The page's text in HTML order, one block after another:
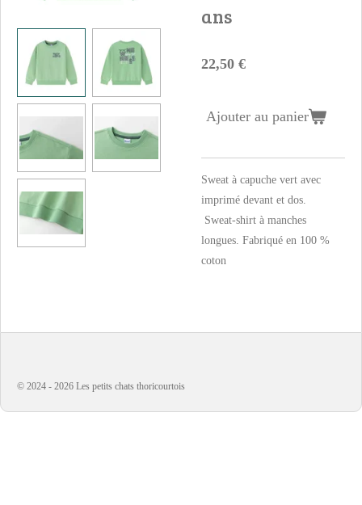
ans
22,50 €
Ajouter au panier
Sweat à capuche vert avec
imprimé devant et dos.
Sweat-shirt à manches
longues. Fabriqué en 100 %
coton
© 2024 - 2026 Les petits chats thoricourtois